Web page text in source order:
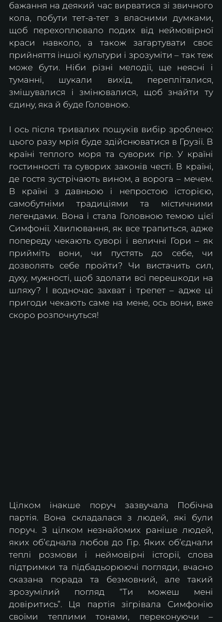
бажання на деякий час вирватися зі звичного
кола, побути тет-а-тет з власними думками,
щоб перехоплювало подих від неймовірної
краси навколо, а також загартувати своє
прийняття іншої культури і зрозуміти – так теж
може бути. Ніби різні мелодії, ще неясні і
туманні, шукали вихід, перепліталися,
змішувалися і змінювалися, щоб знайти ту
єдину, яка й буде Головною.
І ось після тривалих пошуків вибір зроблено:
цього разу мрія буде здійснюватися в Грузії. В
країні теплого моря та суворих гір. У країні
гостинності та суворих законів честі. В країні,
де гостя зустрічають вином, а ворога – мечем.
В країні з давньою і непростою історією,
самобутніми традиціями та містичними
легендами. Вона і стала Головною темою цієї
Симфонії. Хвилювання, як все трапиться, адже
попереду чекають суворі і величні Гори – як
прийміть вони, чи пустять до себе, чи
дозволять себе пройти? Чи вистачить сил,
духу, мужності, щоб здолати всі перешкоди на
шляху? І водночас захват і трепет – адже ці
пригоди чекають саме на мене, ось вони, вже
скоро розпочнуться!
Цілком інакше поруч зазвучала Побічна
партія. Вона складалася з людей, які були
поруч. З цілком незнайомих раніше людей,
яких об’єднала любов до Гір. Яких об’єднали
теплі розмови і неймовірні історії, слова
підтримки та підбадьорюючі погляди, вчасно
сказана порада та безмовний, але такий
зрозумілий погляд “Ти можеш мені
довіритись”. Ця партія зігрівала Симфонію
своїми теплими тонами, переконуючи –